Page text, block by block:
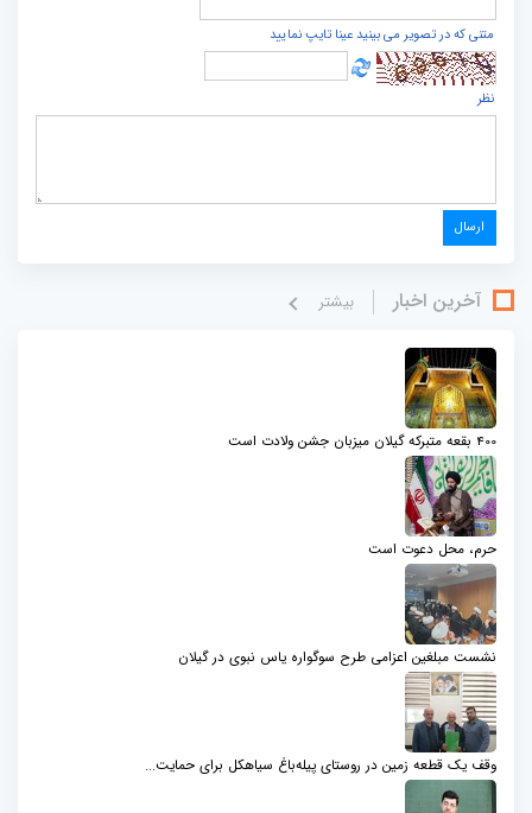
متنی که در تصویر می بینید عینا تایپ نمایید
نظر
آخرین اخبار بيشتر
400 بقعه متبرکه گیلان میزبان جشن ولادت است
حرم، محل دعوت است
نشست مبلغین اعزامی طرح سوگواره یاس نبوی در گیلان
وقف یک قطعه زمین در روستای پیله‌باغ سیاهکل برای حمایت...